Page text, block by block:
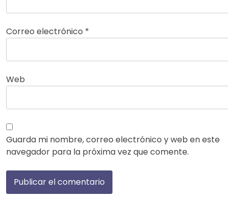
Correo electrónico *
Web
Guarda mi nombre, correo electrónico y web en este
navegador para la próxima vez que comente.